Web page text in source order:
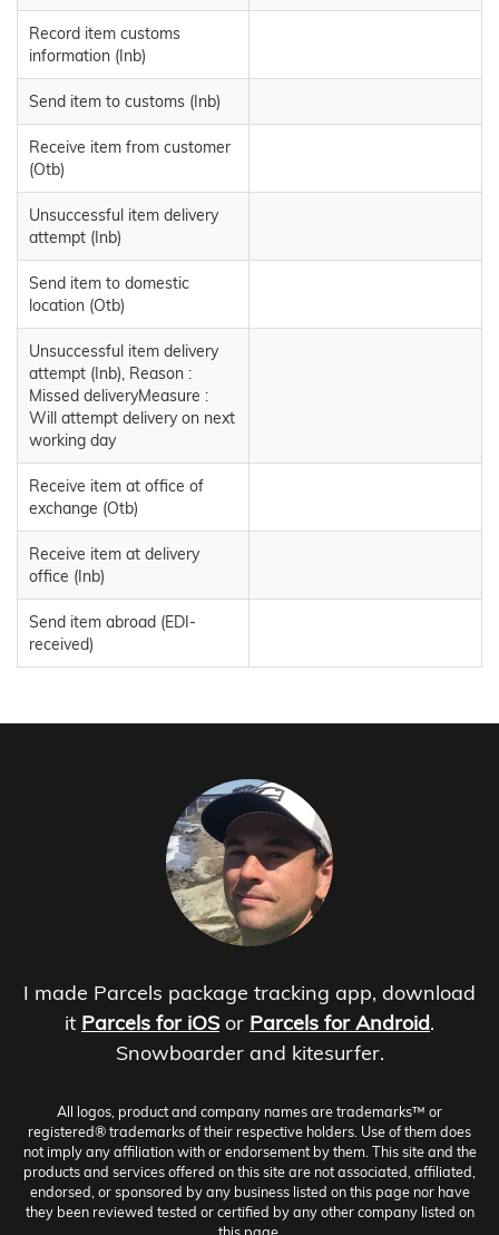
Record item customs
information (Inb)
Send item to customs (Inb)
Receive item from customer
(Otb)
Unsuccessful item delivery
attempt (Inb)
Send item to domestic
location (Otb)
Unsuccessful item delivery
attempt (Inb), Reason :
Missed deliveryMeasure :
Will attempt delivery on next
working day
Receive item at office of
exchange (Otb)
Receive item at delivery
office (Inb)
Send item abroad (EDI-
received)
I made Parcels package tracking app, download
it Parcels for iOS or Parcels for Android.
Snowboarder and kitesurfer.
All logos, product and company names are trademarks™ or
registered® trademarks of their respective holders. Use of them does
not imply any affiliation with or endorsement by them. This site and the
products and services offered on this site are not associated, affiliated,
endorsed, or sponsored by any business listed on this page nor have
they been reviewed tested or certified by any other company listed on